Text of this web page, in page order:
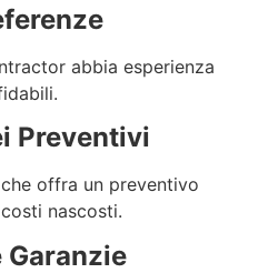
abbia esperienza
Preventivi
offra un preventivo
nascosti.